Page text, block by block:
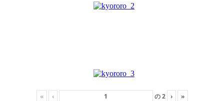
« ‹ の2 › »